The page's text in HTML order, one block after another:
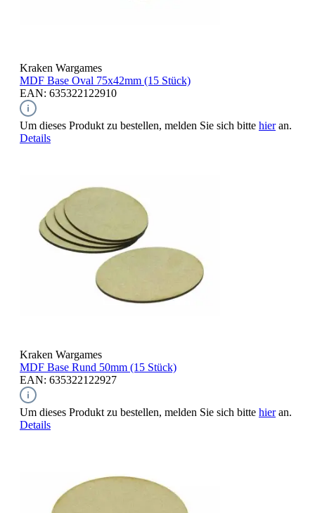
Kraken Wargames
MDF Base Oval 75x42mm (15 Stück)
EAN: 635322122910
Um dieses Produkt zu bestellen, melden Sie sich bitte hieran.
Details
Kraken Wargames
MDF Base Rund 50mm (15 Stück)
EAN: 635322122927
Um dieses Produkt zu bestellen, melden Sie sich bitte hieran.
Details